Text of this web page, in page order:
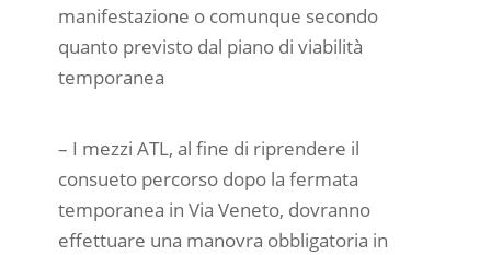
manifestazione o comunque secondo
quanto previsto dal piano di viabilità
temporanea
– I mezzi ATL, al fine di riprendere il
consueto percorso dopo la fermata
temporanea in Via Veneto, dovranno
effettuare una manovra obbligatoria in